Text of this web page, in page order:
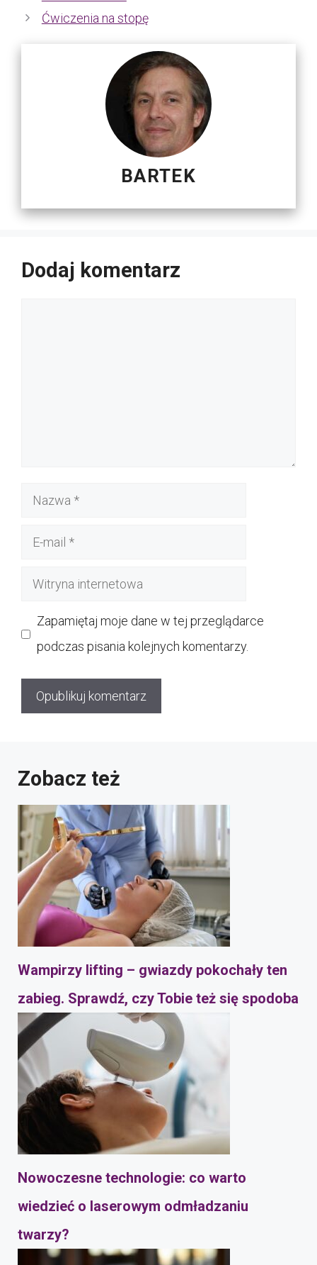
Ćwiczenia na stopę
BARTEK
Dodaj komentarz
Nazwa
Witryna
Zapamiętaj moje dane w tej przeglądarce
podczas pisania kolejnych komentarzy.
Zobacz też
Wampirzy lifting – gwiazdy pokochały ten
zabieg. Sprawdź, czy Tobie też się spodoba
Nowoczesne technologie: co warto
wiedzieć o laserowym odmładzaniu
twarzy?